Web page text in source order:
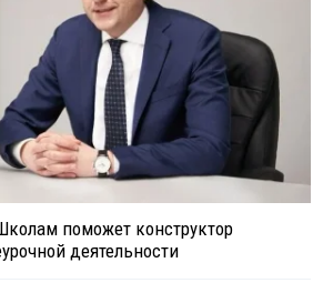
поможет конструктор
деятельности